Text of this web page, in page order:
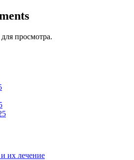
просмотра.
их лечение